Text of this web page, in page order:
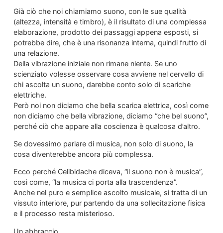
Già ciò che noi chiamiamo suono, con le sue qualità
(altezza, intensità e timbro), è il risultato di una complessa
elaborazione, prodotto dei passaggi appena esposti, si
potrebbe dire, che è una risonanza interna, quindi frutto di
una relazione.
Della vibrazione iniziale non rimane niente. Se uno
scienziato volesse osservare cosa avviene nel cervello di
chi ascolta un suono, darebbe conto solo di scariche
elettriche.
Però noi non diciamo che bella scarica elettrica, così come
non diciamo che bella vibrazione, diciamo “che bel suono”,
perché ciò che appare alla coscienza è qualcosa d’altro.
Se dovessimo parlare di musica, non solo di suono, la
cosa diventerebbe ancora più complessa.
Ecco perché Celibidache diceva, “il suono non è musica”,
così come, “la musica ci porta alla trascendenza”.
Anche nel puro e semplice ascolto musicale, si tratta di un
vissuto interiore, pur partendo da una sollecitazione fisica
e il processo resta misterioso.
Un abbraccio